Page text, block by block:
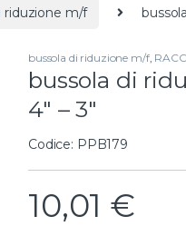
riduzione m/f
bussola di riduzione m/f,
bussola di
4″ – 3″
Codice: PPB179
10,01 €